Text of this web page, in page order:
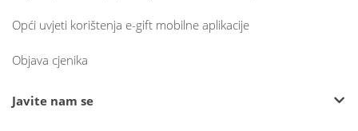
Opći uvjeti korištenja e-gift mobilne aplikacije
Objava cjenika
Javite nam se